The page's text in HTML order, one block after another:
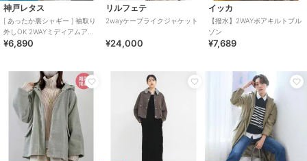
神戸レタス
[ あったか裏シャギー ] 袖取り
外しOK 2WAYミディアムアウ
ター [K1380]
¥6,890
リルフェテ
2wayケープライクジャケット
¥24,000
イッカ
【撥水】2WAYボアキルトブル
ゾン
¥7,689